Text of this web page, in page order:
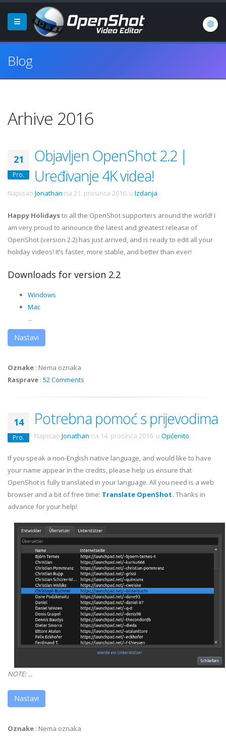
Blog
Arhive 2016
21
Pro.
Objavljen OpenShot 2.2 |
Uređivanje 4K videa!
Napisao Jonathan na 21. prosinca 2016. u Izdanja .
Happy Holidaysto all the OpenShot supporters around the world! I
am very proud to announce the latest and greatest release of
OpenShot (version 2.2) has just arrived, and is ready to edit all your
holiday videos! It’s faster, more stable, and better than ever!
Downloads for version 2.2
Windows
Mac
...
Nastavi
Oznake : Nema oznaka
Rasprave : 52 Comments
14
Pro.
Potrebna pomoć s prijevodima
Napisao Jonathan na 14. prosinca 2016. u Općenito .
If you speak a non-English native language, and would like to have
your name appear in the credits, please help us ensure that
OpenShot is fully translated in your language. All you need is a web
browser and a bit of free time: Translate OpenShot. Thanks in
advance for your help!
NOTE: ...
Nastavi
Oznake : Nema oznaka